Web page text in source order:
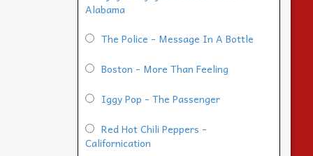
Alabama
The Police - Message In A Bottle
Boston - More Than Feeling
Iggy Pop - The Passenger
Red Hot Chili Peppers -
Californication